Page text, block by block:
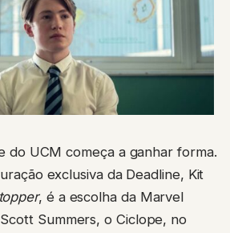
do UCM começa a ganhar forma.
exclusiva da Deadline, Kit
, é a escolha da Marvel
Summers, o Ciclope, no